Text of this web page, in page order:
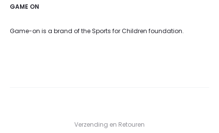
GAME ON
Game-on is a brand of the Sports for Children foundation.
Verzending en Retouren